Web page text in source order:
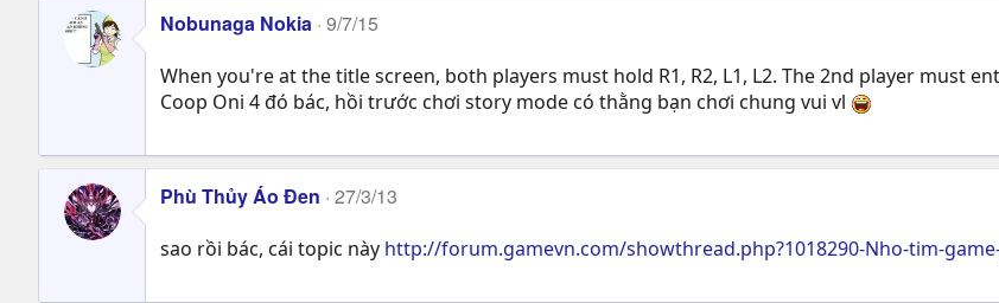
Nobunaga Nokia 9/7/15
When you're at the title screen, both players must hold R1, R2, L1, L2. The 2nd player must
Coop Oni 4 đó bác, hồi trước chơi story mode có thằng bạn chơi chung vui vl
Phù Thủy Áo Đen 27/3/13
sao rồi bác, cái topic này http://forum.gamevn.com/showthread.php?1018290-Nho-tim-